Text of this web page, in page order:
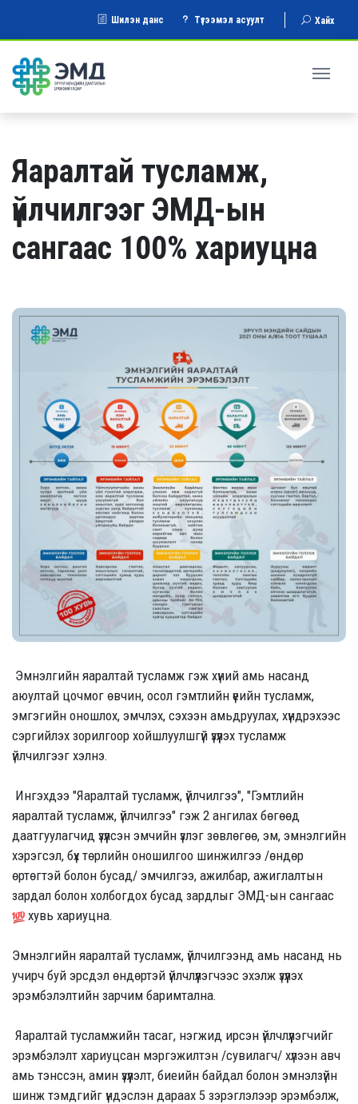
Шилэн данс Түгээмэл асуулт Хайх
Яаралтай тусламж,
үйлчилгээг ЭМД-ын
сангаас 100% хариуцна
Эмнэлгийн яаралтай тусламж гэж хүний амь насанд
аюултай цочмог өвчин, осол гэмтлийн үеийн тусламж,
эмгэгийн оношлох, эмчлэх, сэхээн амьдруулах, хүндрэхээс
сэргийлэх зорилгоор хойшлуулшгүй үзүүлэх тусламж
үйлчилгээг хэлнэ.
Ингэхдээ "Яаралтай тусламж, үйлчилгээ", "Гэмтлийн
яаралтай тусламж, үйлчилгээ" гэж 2 ангилах бөгөөд
даатгуулагчид үзүүлсэн эмчийн үзлэг зөвлөгөө, эм, эмнэлгийн
хэрэгсэл, бүх төрлийн оношилгоо шинжилгээ /өндөр
өртөгтэй болон бусад/ эмчилгээ, ажилбар, ажиглалтын
зардал болон холбогдох бусад зардлыг ЭМД-ын сангаас
хувь хариуцна.
Эмнэлгийн яаралтай тусламж, үйлчилгээнд амь насанд нь
учирч буй эрсдэл өндөртэй үйлчлүүлэгчээс эхэлж үзүүлэх
эрэмбэлэлтийн зарчим баримтална.
Яаралтай тусламжийн тасаг, нэгжид ирсэн үйлчлүүлэгчийг
эрэмбэлэлт хариуцсан мэргэжилтэн /сувилагч/ хүлээн авч
амь тэнссэн, амин үзүүлэлт, биеийн байдал болон эмнэлзүйн
шинж тэмдгийг үндэслэн дараах 5 зэрэглэлээр эрэмбэлж,